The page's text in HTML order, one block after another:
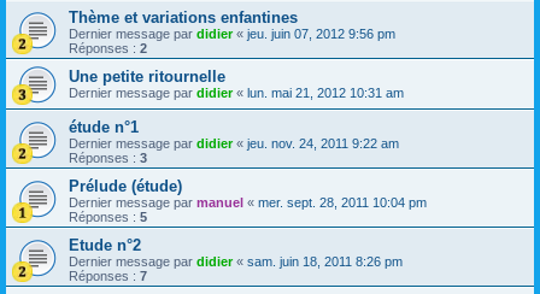
Thème et variations enfantines
Dernier message par didier« jeu. juin 07, 2012 9:56 pm
Réponses : 2
Une petite ritournelle
Dernier message par didier« lun. mai 21, 2012 10:31 am
étude n°1
Dernier message par didier« jeu. nov. 24, 2011 9:22 am
Réponses : 3
Prélude (étude)
Dernier message par manuel « mer. sept. 28, 2011 10:04 pm
Réponses : 5
Etude n°2
Dernier message par didier« sam. juin 18, 2011 8:26 pm
Réponses : 7